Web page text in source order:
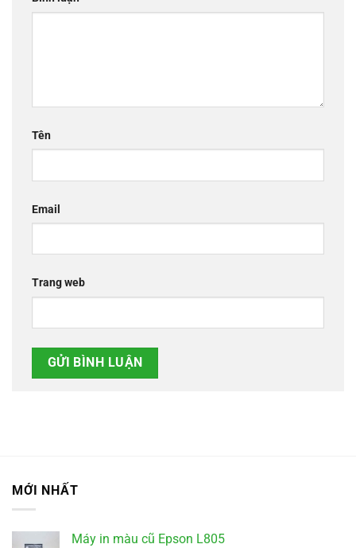
Tên
Email
Trang web
MỚI NHẤT
Máy in màu cũ Epson L805